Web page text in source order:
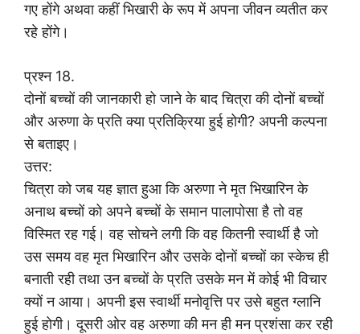
गए होंगे अथवा कहीं भिखारी के रूप में अपना जीवन व्यतीत कर
रहे होंगे।
प्रश्न 18.
दोनों बच्चों की जानकारी हो जाने के बाद चित्रा की दोनों बच्चों
और अरुणा के प्रति क्या प्रतिक्रिया हुई होगी? अपनी कल्पना
से बताइए।
उत्तर:
चित्रा को जब यह ज्ञात हुआ कि अरुणा ने मृत भिखारिन के
अनाथ बच्चों को अपने बच्चों के समान पालापोसा है तो वह
विस्मित रह गई। वह सोचने लगी कि वह कितनी स्वार्थी है जो
उस समय वह मृत भिखारिन और उसके दोनों बच्चों का स्केच ही
बनाती रही तथा उन बच्चों के प्रति उसके मन में कोई भी विचार
क्यों न आया। अपनी इस स्वार्थी मनोवृत्ति पर उसे बहुत ग्लानि
हुई होगी। दूसरी ओर वह अरुणा की मन ही मन प्रशंसा कर रही